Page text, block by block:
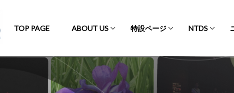
TOP PAGE ABOUT US 特設ページ NTDS